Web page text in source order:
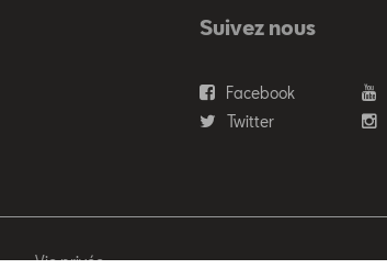
Suivez nous
Facebook
Twitter
Vie privée